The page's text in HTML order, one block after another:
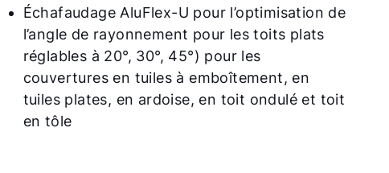
Échafaudage AluFlex-U pour l’optimisation de
l’angle de rayonnement pour les toits plats
réglables à 20°, 30°, 45°) pour les
couvertures en tuiles à emboîtement, en
tuiles plates, en ardoise, en toit ondulé et toit
en tôle